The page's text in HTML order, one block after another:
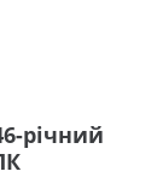
річний